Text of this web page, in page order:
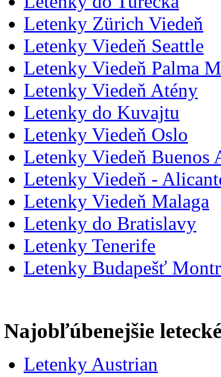
Letenky Zürich Viedeň
Letenky Viedeň Seattle
Letenky Viedeň Palma
Letenky Viedeň Atény
Letenky do Kuvajtu
Letenky Viedeň Oslo
Letenky Viedeň Buenos
Letenky Viedeň -
Letenky Viedeň Malaga
Letenky do Bratislavy
Letenky Tenerife
Letenky Budapešť
Najobľúbenejšie
Letenky Austrian